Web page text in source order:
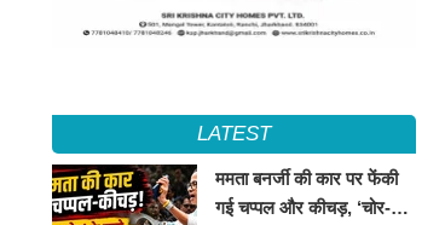
LATEST
ममता बनर्जी की कार पर फेंकी
गई चप्पल और कीचड़, ‘चोर-